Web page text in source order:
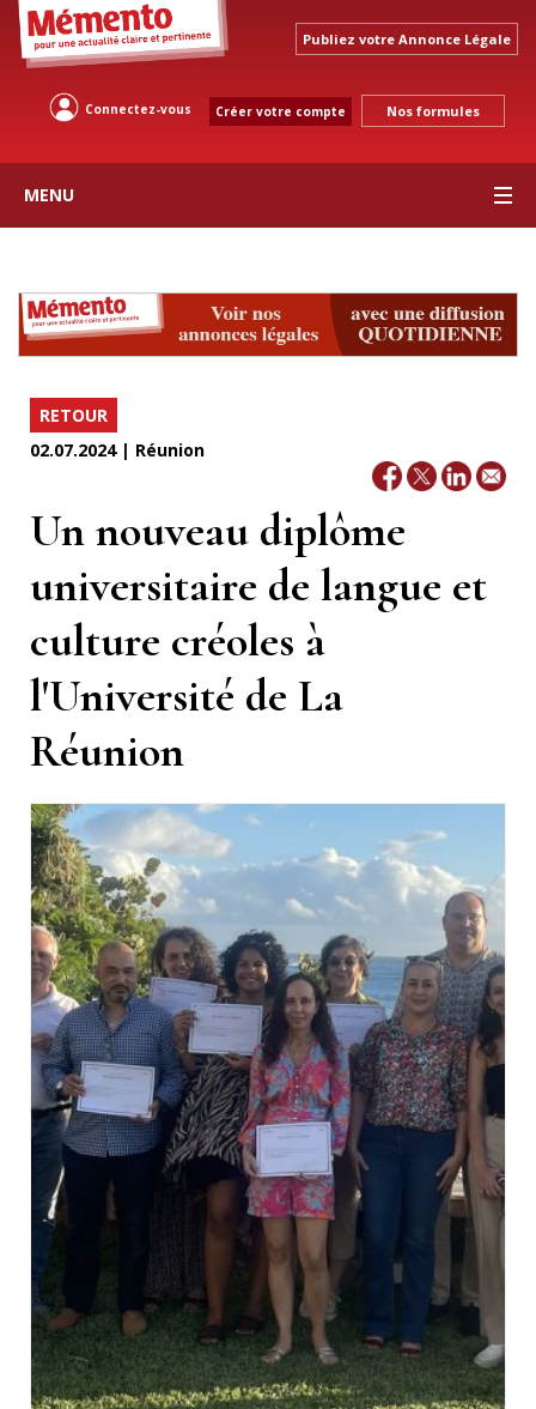
Publiez votre Annonce Légale
Connectez-vous Créer votre compte Nos formules
MENU
RETOUR
02.07.2024 | Réunion
Un nouveau diplôme
universitaire de langue et
culture créoles à
l'Université de La
Réunion